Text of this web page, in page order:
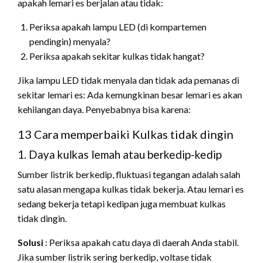
apakah lemari es berjalan atau tidak:
Periksa apakah lampu LED (di kompartemen
pendingin) menyala?
Periksa apakah sekitar kulkas tidak hangat?
Jika lampu LED tidak menyala dan tidak ada pemanas di
sekitar lemari es: Ada kemungkinan besar lemari es akan
kehilangan daya. Penyebabnya bisa karena:
13 Cara memperbaiki Kulkas tidak dingin
1. Daya kulkas lemah atau berkedip-kedip
Sumber listrik berkedip, fluktuasi tegangan adalah salah
satu alasan mengapa kulkas tidak bekerja. Atau lemari es
sedang bekerja tetapi kedipan juga membuat kulkas
tidak dingin.
Solusi : Periksa apakah catu daya di daerah Anda stabil.
Jika sumber listrik sering berkedip, voltase tidak